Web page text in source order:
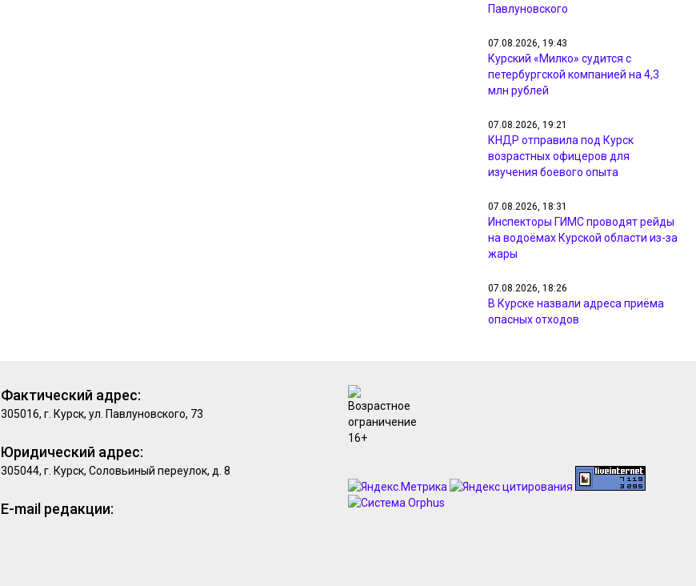
Павлуновского
07.08.2026, 19:43
Курский «Милко» судится с
петербургской компанией на 4,3
млн рублей
07.08.2026, 19:21
КНДР отправила под Курск
возрастных офицеров для
изучения боевого опыта
07.08.2026, 18:31
Инспекторы ГИМС проводят рейды
на водоёмах Курской области из-за
жары
07.08.2026, 18:26
В Курске назвали адреса приёма
опасных отходов
разметку после жалоб прокурору
Фактический адрес:
305016, г. Курск, ул. Павлуновского, 73
Юридический адрес:
305044, г. Курск, Соловьиный переулок, д. 8
E-mail редакции: